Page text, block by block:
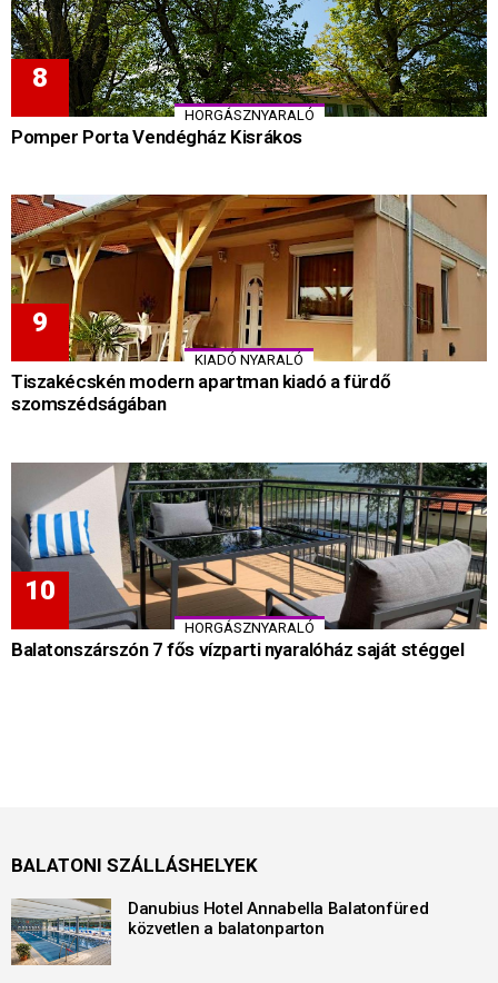
HORGÁSZNYARALÓ
Pomper Porta Vendégház Kisrákos
KIADÓ NYARALÓ
Tiszakécskén modern apartman kiadó a fürdő
szomszédságában
HORGÁSZNYARALÓ
Balatonszárszón 7 fős vízparti nyaralóház saját stéggel
BALATONI SZÁLLÁSHELYEK
Danubius Hotel Annabella Balatonfüred
közvetlen a balatonparton